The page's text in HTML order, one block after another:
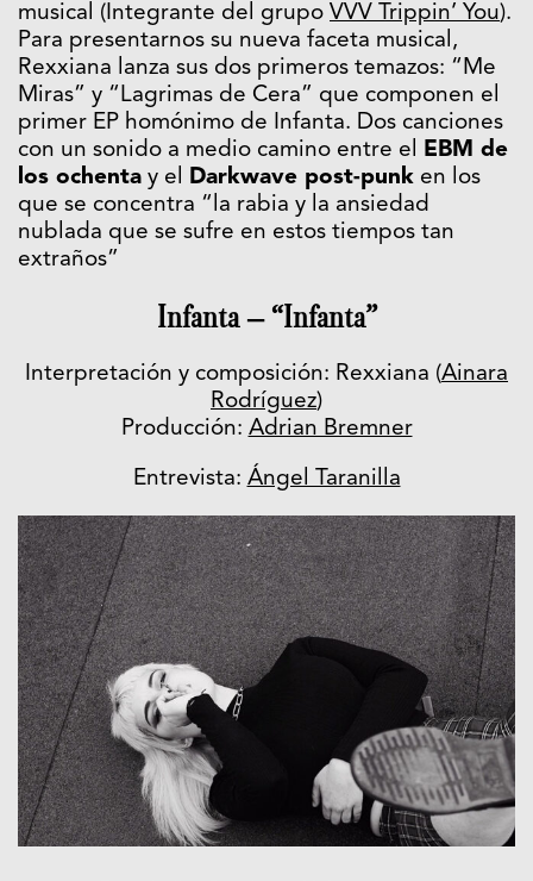
musical (Integrante del grupo VVV Trippin’ You).
Para presentarnos su nueva faceta musical,
Rexxiana lanza sus dos primeros temazos: “Me
Miras” y “Lagrimas de Cera” que componen el
primer EP homónimo de Infanta. Dos canciones
con un sonido a medio camino entre el EBM de
los ochenta y el Darkwave post-punk en los
que se concentra “la rabia y la ansiedad
nublada que se sufre en estos tiempos tan
extraños”
Infanta – “Infanta”
Interpretación y composición: Rexxiana (Ainara
Rodríguez)
Producción: Adrian Bremner
Entrevista: Ángel Taranilla